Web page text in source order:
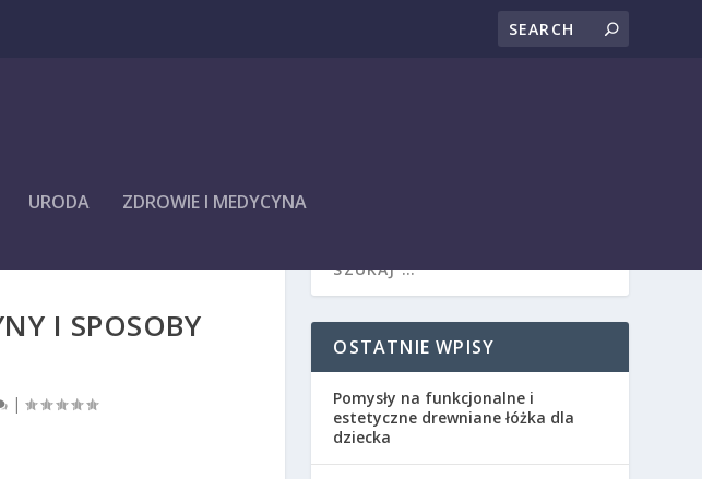
URODA ZDROWIE I MEDYCYNA
I SPOSOBY
|
OSTATNIE WPISY
Pomysły na funkcjonalne i
estetyczne drewniane łóżka dla
dziecka